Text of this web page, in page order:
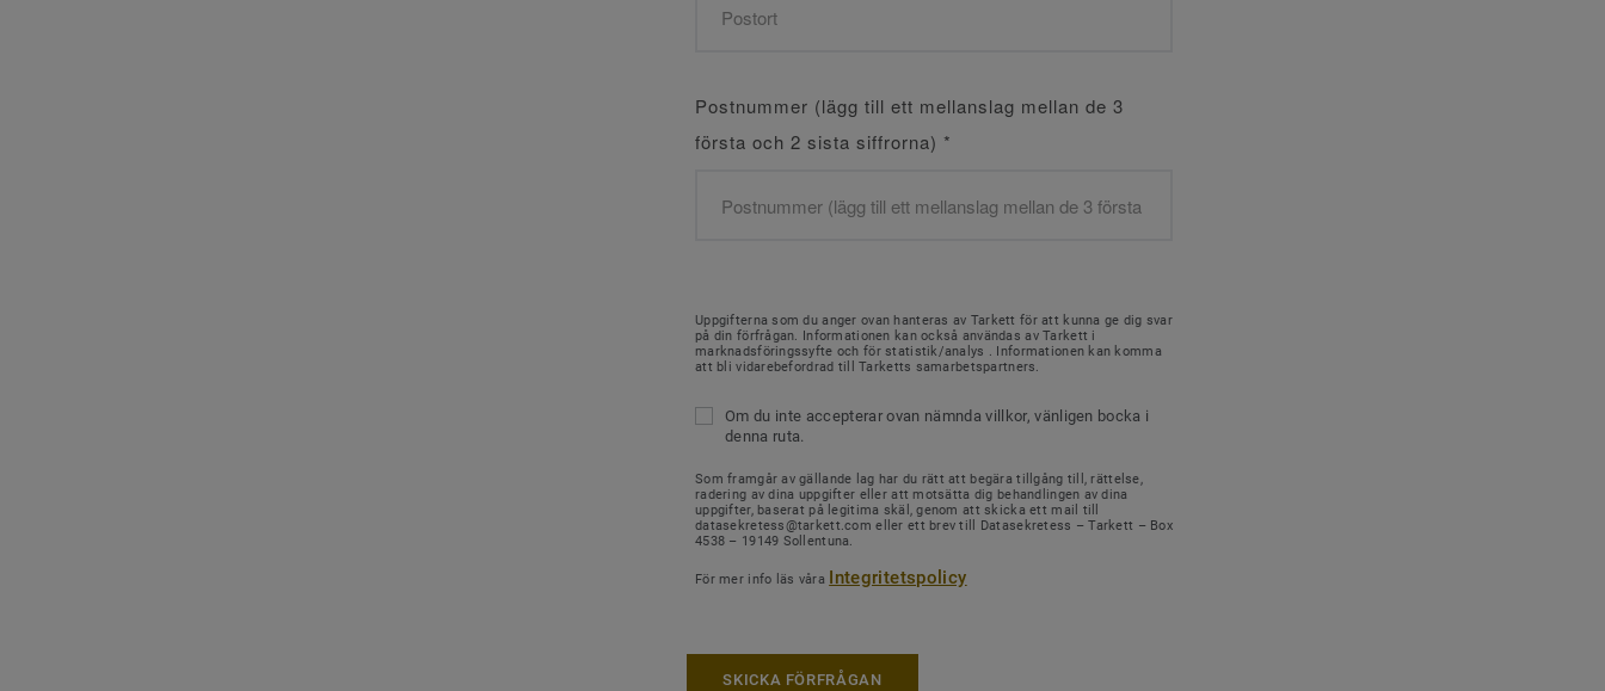
Postnummer (lägg till ett mellanslag mellan de 3
första och 2 sista siffrorna) *
Uppgifterna som du anger ovan hanteras av Tarkett för att kunna ge dig svar
på din förfrågan. Informationen kan också användas av Tarkett i
marknadsföringssyfte och för statistik/analys . Informationen kan komma
att bli vidarebefordrad till Tarketts samarbetspartners.
Om du inte accepterar ovan nämnda villkor, vänligen bocka i
denna ruta.
Som framgår av gällande lag har du rätt att begära tillgång till, rättelse,
radering av dina uppgifter eller att motsätta dig behandlingen av dina
uppgifter, baserat på legitima skäl, genom att skicka ett mail till
datasekretess@tarkett.com eller ett brev till Datasekretess – Tarkett – Box
4538 – 19149 Sollentuna.
För mer info läs våra Integritetspolicy
SKICKA FÖRFRÅGAN